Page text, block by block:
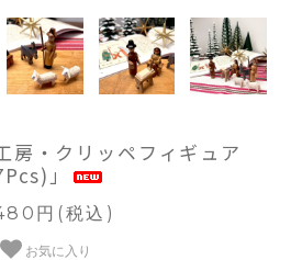
房・クリッペフィギュア
」
円(税込)
お気に入り